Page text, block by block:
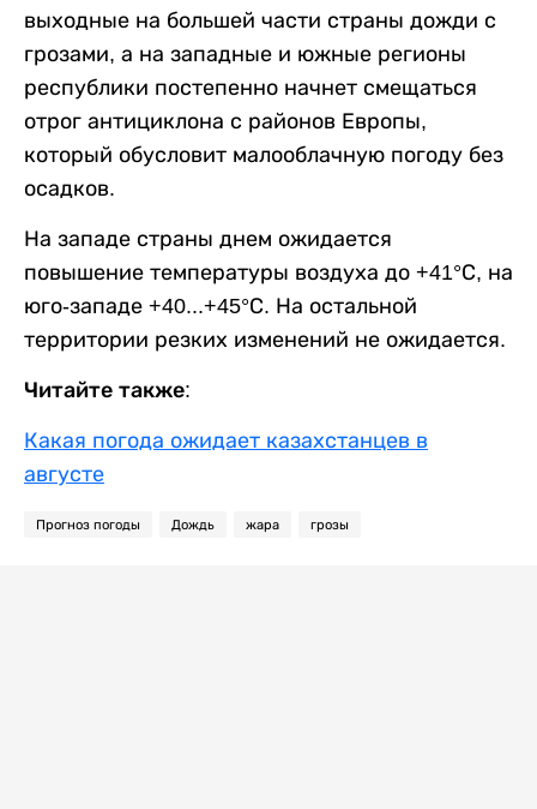
выходные на большей части страны дожди с
грозами, а на западные и южные регионы
республики постепенно начнет смещаться
отрог антициклона с районов Европы,
который обусловит малооблачную погоду без
осадков.
На западе страны днем ожидается
повышение температуры воздуха до +41°С, на
юго-западе +40...+45°С. На остальной
территории резких изменений не ожидается.
Читайте также:
Какая погода ожидает казахстанцев в
августе
Прогноз погоды Дождь жара грозы